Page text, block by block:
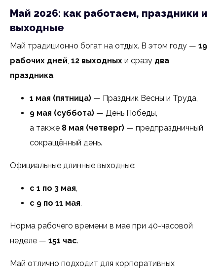
Май 2026: как работаем, праздники и
выходные
Май традиционно богат на отдых. В этом году — 19
рабочих дней, 12 выходных и сразу два
праздника.
1 мая (пятница) — Праздник Весны и Труда,
9 мая (суббота) — День Победы,
а также 8 мая (четверг) — предпраздничный
сокращённый день.
Официальные длинные выходные:
с 1 по 3 мая,
с 9 по 11 мая.
Норма рабочего времени в мае при 40-часовой
неделе — 151 час.
Май отлично подходит для корпоративных